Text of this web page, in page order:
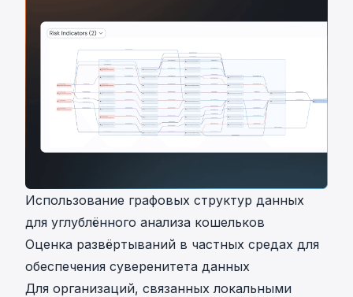
Использование графовых структур данных
для углублённого анализа кошельков
Оценка развёртываний в частных средах для
обеспечения суверенитета данных
Для организаций, связанных локальными